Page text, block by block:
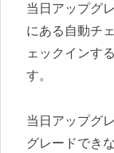
当日アップグ
にある自動チ
ェックインす
す。
当日アップグ
グレードでき